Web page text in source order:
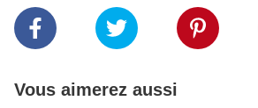
Vous aimerez aussi